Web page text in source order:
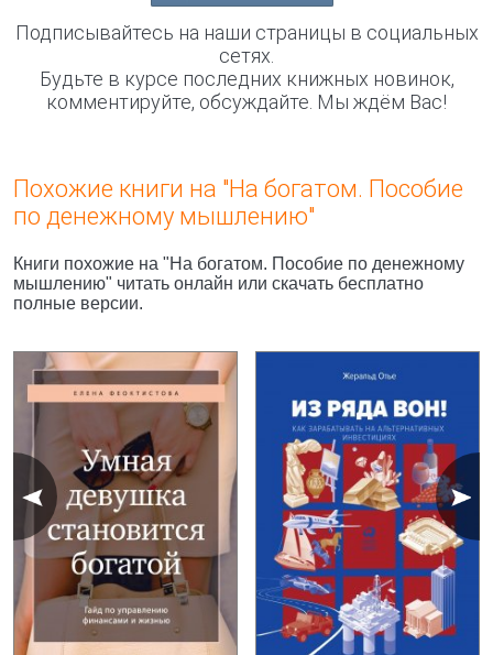
Подписывайтесь на наши страницы в социальных
сетях.
Будьте в курсе последних книжных новинок,
комментируйте, обсуждайте. Мы ждём Вас!
Похожие книги на "На богатом. Пособие
по денежному мышлению"
Книги похожие на "На богатом. Пособие по денежному
мышлению" читать онлайн или скачать бесплатно
полные версии.